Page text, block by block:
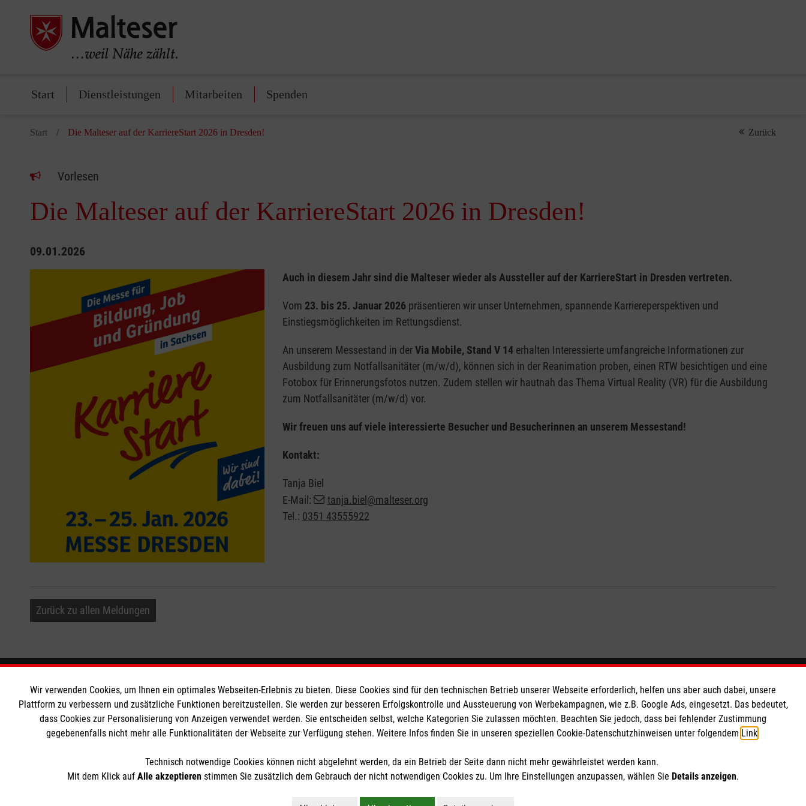
Start Dienstleistungen Mitarbeiten Spenden
Start Die Malteser auf der KarriereStart 2026 in Dresden! Zurück
Vorlesen
Die Malteser auf der KarriereStart 2026 in Dresden!
09.01.2026
Auch in diesem Jahr sind die Malteser wieder als Aussteller auf der KarriereStart in Dresden vertreten.
Vom 23. bis 25. Januar 2026präsentieren wir unser Unternehmen, spannende Karriereperspektiven und
Einstiegsmöglichkeiten im Rettungsdienst.
An unserem Messestand in derVia Mobile, Stand V 14 erhalten Interessierte umfangreiche Informationen zur
Ausbildung zum Notfallsanitäter (m/w/d), können sich in der Reanimation proben, einen RTW besichtigen und eine
Fotobox für Erinnerungsfotos nutzen. Zudem stellen wir hautnah das Thema Virtual Reality (VR) für die Ausbildung
zum Notfallsanitäter (m/w/d) vor.
Wir freuen uns auf viele interessierte Besucher und Besucherinnen an unserem Messestand!
Kontakt:
Tanja Biel
E-Mail:
tanja.biel@malteser.org
Tel.: 0351 43555922
Zurück zu allen Meldungen
Informationen
Impressum
Datenschutz
Die Malteser
Malteser in Deutschland
Malteserorden
Spendenkonto
Empfänger: Malteser Hilfsdienst e.V.
Bank: Pax-Bank für Kirche und Caritas eG
BIC: GENODED1PA7
So finden Sie uns
Leipziger Str. 102
04425 Taucha
Email:gliederung.taucha@malteser.org
Wir verwenden Cookies, um Ihnen ein optimales Webseiten-Erlebnis zu bieten. Diese Cookies sind für den technischen Betrieb unserer Webseite erforderlich, helfen uns aber auch dabei, unsere
Plattform zu verbessern und zusätzliche Funktionen bereitzustellen. Sie werden zur besseren Erfolgskontrolle und Aussteuerung von Werbekampagnen, wie z.B. Google Ads, eingesetzt. Das bedeutet,
dass Cookies zur Personalisierung von Anzeigen verwendet werden. Sie entscheiden selbst, welche Kategorien Sie zulassen möchten. Beachten Sie jedoch, dass bei fehlender Zustimmung
gegebenenfalls nicht mehr alle Funktionalitäten der Webseite zur Verfügung stehen. Weitere Infos finden Sie in unseren speziellen Cookie-Datenschutzhinweisen unter folgendem Link
Technisch notwendige Cookies können nicht abgelehnt werden, da ein Betrieb der Seite dann nicht mehr gewährleistet werden kann.
Mit dem Klick auf Alle akzeptieren stimmen Sie zusätzlich dem Gebrauch der nicht notwendigen Cookies zu. Um Ihre Einstellungen anzupassen, wählen Sie Details anzeigen.